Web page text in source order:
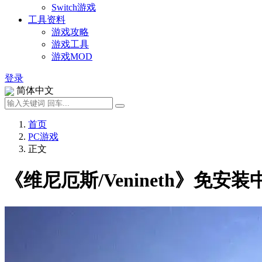
Switch游戏
工具资料
游戏攻略
游戏工具
游戏MOD
登录
简体中文
首页
PC游戏
正文
《维尼厄斯/Venineth》免安装